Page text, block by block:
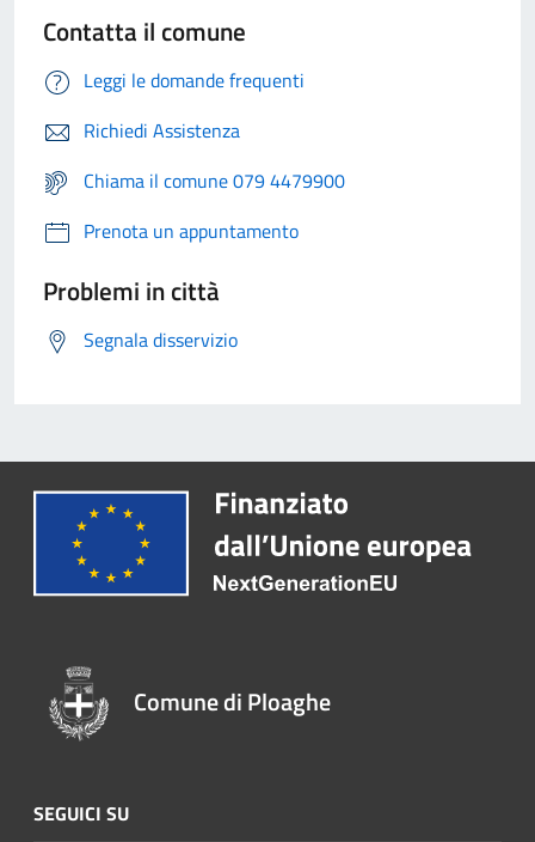
Contatta il comune
Leggi le domande frequenti
Richiedi Assistenza
Chiama il comune 079 4479900
Prenota un appuntamento
Problemi in città
Segnala disservizio
Comune di Ploaghe
SEGUICI SU